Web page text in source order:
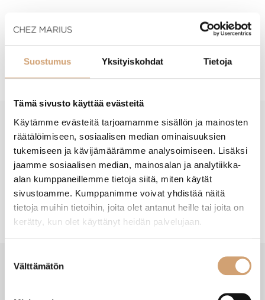
Suostumus Yksityiskohdat Tietoja
Tämä sivusto käyttää evästeitä
Käytämme evästeitä tarjoamamme sisällön ja mainosten
räätälöimiseen, sosiaalisen median ominaisuuksien
tukemiseen ja kävijämäärämme analysoimiseen. Lisäksi
jaamme sosiaalisen median, mainosalan ja analytiikka-
alan kumppaneillemme tietoja siitä, miten käytät
sivustoamme. Kumppanimme voivat yhdistää näitä
tietoja muihin tietoihin, joita olet antanut heille tai joita on
kerätty, kun olet käyttänyt heidän palvelujaan.
valinta
Välttämätön
Tuotekuvaus
- Tuotteesta ei ole vielä arvosteluja -
New content loaded